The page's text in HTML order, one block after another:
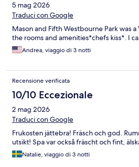
5 mag 2026
Traduci con Google
Mason and Fifth Westbourne Park was a
the rooms and amenities*chefs kiss*. I
Andrea, viaggio di 3 notti
Recensione verificata
10/10 Eccezionale
2 mag 2026
Traduci con Google
Frukosten jättebra! Fräsch och god.
utsikt! Spa var också fräscht och fint,
Natalie, viaggio di 3 notti